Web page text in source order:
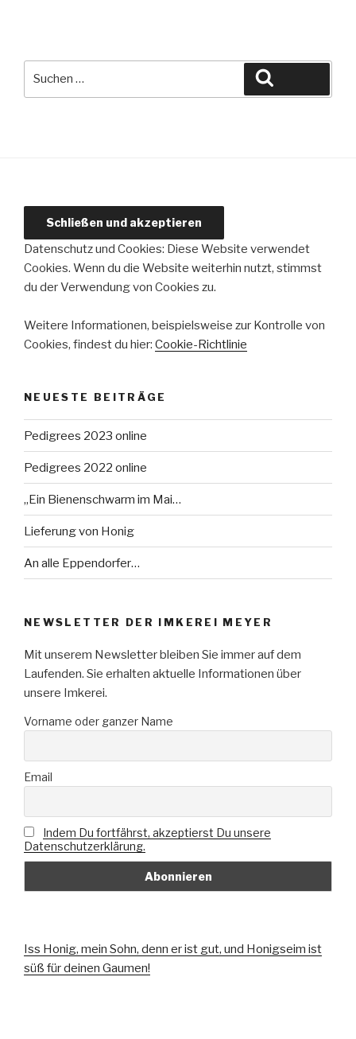
Datenschutz und Cookies: Diese Website verwendet
Cookies. Wenn du die Website weiterhin nutzt, stimmst
du der Verwendung von Cookies zu.
Weitere Informationen, beispielsweise zur Kontrolle von
Cookies, findest du hier: Cookie-Richtlinie
NEUESTE BEITRÄGE
Pedigrees 2023 online
Pedigrees 2022 online
„Ein Bienenschwarm im Mai…
Lieferung von Honig
An alle Eppendorfer…
NEWSLETTER DER IMKEREI MEYER
Mit unserem Newsletter bleiben Sie immer auf dem
Laufenden. Sie erhalten aktuelle Informationen über
unsere Imkerei.
Vorname oder ganzer Name
Email
Indem Du fortfährst, akzeptierst Du unsere
Datenschutzerklärung.
Iss Honig, mein Sohn, denn er ist gut, und Honigseim ist
süß für deinen Gaumen!